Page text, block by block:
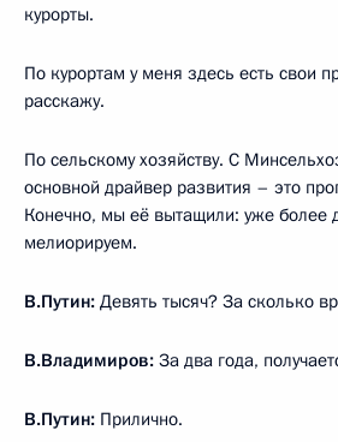
курорты.
По курортам у меня здесь есть свои
расскажу.
По сельскому хозяйству. С
основной драйвер развития – это
Конечно, мы её вытащили: уже более
мелиорируем.
В.Путин: Девять тысяч? За сколько
В.Владимиров: За два года,
В.Путин: Прилично.